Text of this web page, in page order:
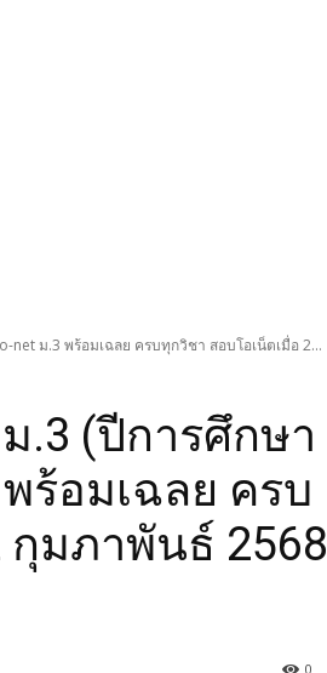
net ม.3 พร้อมเฉลย ครบทุกวิชา สอบโอเน็ตเมื่อ 2...
.3 (ปีการศึกษา
ร้อมเฉลย ครบ
กุมภาพันธ์ 2568
0